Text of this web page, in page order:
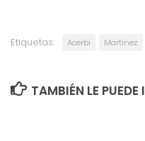
Etiquetas: Acerbi Martinez
TAMBIÉN LE PUEDE